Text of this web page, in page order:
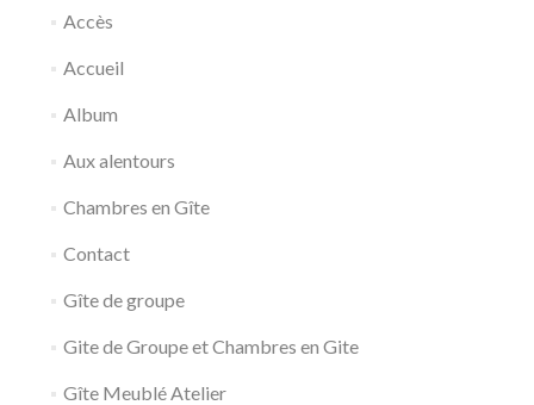
Accès
Accueil
Album
Aux alentours
Chambres en Gîte
Contact
Gîte de groupe
Gite de Groupe et Chambres en Gite
Gîte Meublé Atelier